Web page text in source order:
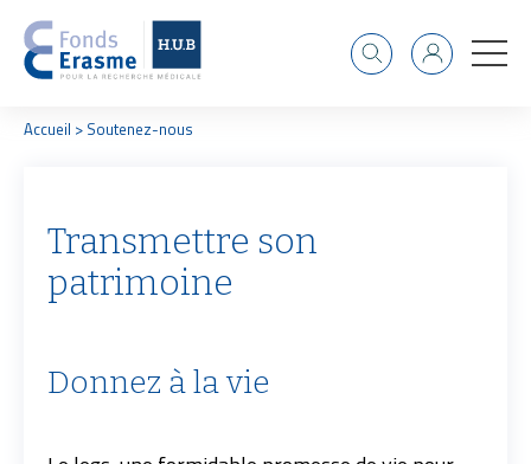
RechercheIdentifiant
F
Accueil Soutenez-nous
Transmettre son
patrimoine
Donnez à la vie